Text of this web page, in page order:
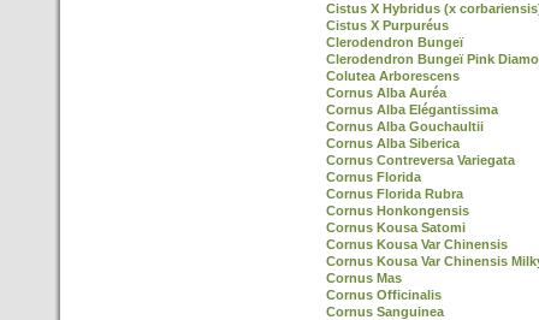
Cistus X Hybridus (x
Cistus X Purpuréus
Clerodendron Bungeï
Clerodendron Bungeï Pink
Colutea Arborescens
Cornus Alba Auréa
Cornus Alba Elégantissima
Cornus Alba Gouchaultii
Cornus Alba Siberica
Cornus Contreversa Variegata
Cornus Florida
Cornus Florida Rubra
Cornus Honkongensis
Cornus Kousa Satomi
Cornus Kousa Var Chinensis
Cornus Kousa Var Chinensis
Cornus Mas
Cornus Officinalis
Cornus Sanguinea